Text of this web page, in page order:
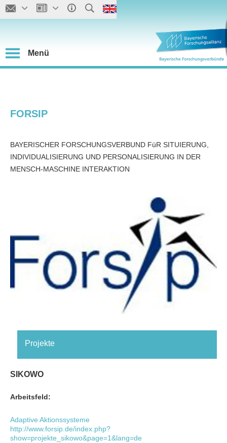
Menü
FORSIP
BAYERISCHER FORSCHUNGSVERBUND FüR SITUIERUNG,
INDIVIDUALISIERUNG UND PERSONALISIERUNG IN DER
MENSCH-MASCHINE INTERAKTION
Projekte
SIKOWO
Arbeitsfeld:
Adaptive Aktionssysteme
http://www.forsip.de/index.php?
show=projekte_sikowo&page=1&lang=de